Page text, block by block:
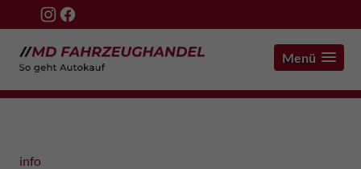
Menü
info